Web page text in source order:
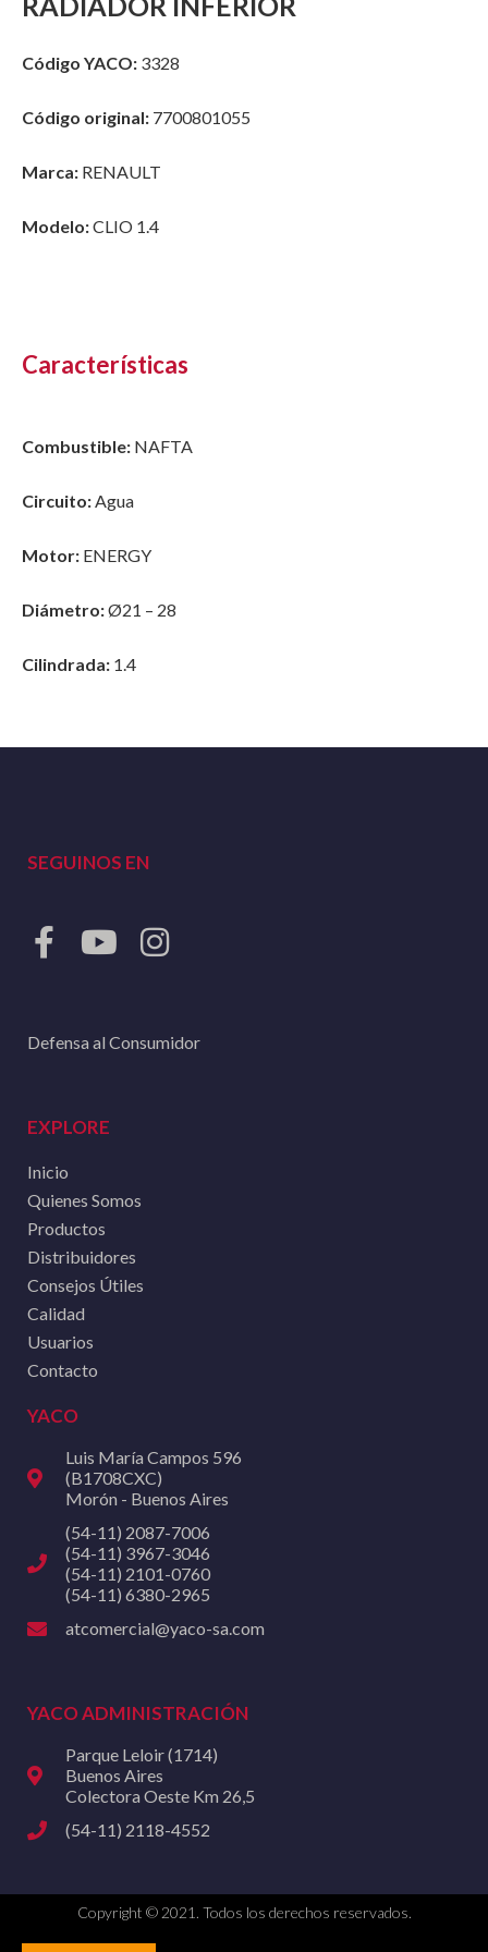
Código YACO: 3328
Código original: 7700801055
Marca: RENAULT
Modelo:CLIO 1.4
Características
Combustible: NAFTA
Circuito:Agua
Motor: ENERGY
Diámetro:Ø21 – 28
Cilindrada: 1.4
SEGUINOS EN
Defensa al Consumidor
EXPLORE
Inicio
Quienes Somos
Productos
Distribuidores
Consejos Útiles
Calidad
Usuarios
Contacto
YACO
Luis María Campos 596
(B1708CXC)
Morón - Buenos Aires
(54-11) 2087-7006
(54-11) 3967-3046
(54-11) 2101-0760
(54-11) 6380-2965
atcomercial@yaco-sa.com
YACO ADMINISTRACIÓN
Parque Leloir (1714)
Buenos Aires
Colectora Oeste Km 26,5
(54-11) 2118-4552
Copyright © 2021. Todos los derechos reservados.